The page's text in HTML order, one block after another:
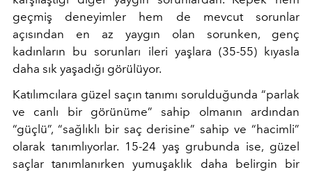
geçmiş deneyimler hem de mevcut sorunlar
açısından en az yaygın olan sorunken, genç
kadınların bu sorunları ileri yaşlara (35-55) kıyasla
daha sık yaşadığı görülüyor.
Katılımcılara güzel saçın tanımı sorulduğunda “parlak
ve canlı bir görünüme” sahip olmanın ardından
“güçlü”, “sağlıklı bir saç derisine” sahip ve “hacimli”
olarak tanımlıyorlar. 15-24 yaş grubunda ise, güzel
saçlar tanımlanırken yumuşaklık daha belirgin bir